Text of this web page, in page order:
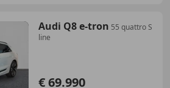
Audi Q8 e-tron 55 quattro S
line
€ 69.990